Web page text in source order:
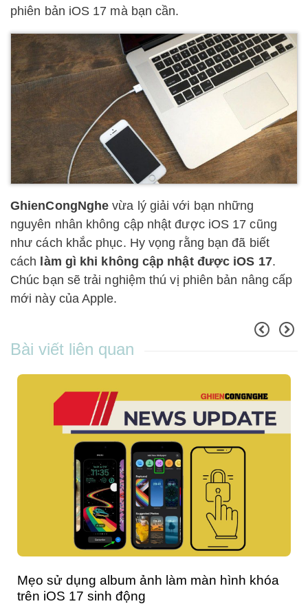
phiên bản iOS 17 mà bạn cần.
GhienCongNghe vừa lý giải với bạn những
nguyên nhân không cập nhật được iOS 17 cũng
như cách khắc phục. Hy vọng rằng bạn đã biết
cách làm gì khi không cập nhật được iOS 17.
Chúc bạn sẽ trải nghiệm thú vị phiên bản nâng cấp
mới này của Apple.
Bài viết liên quan
iPhone bị lỗi bảo mật, cập nhật iOS 16.7.1
ngay nếu không quá muộn